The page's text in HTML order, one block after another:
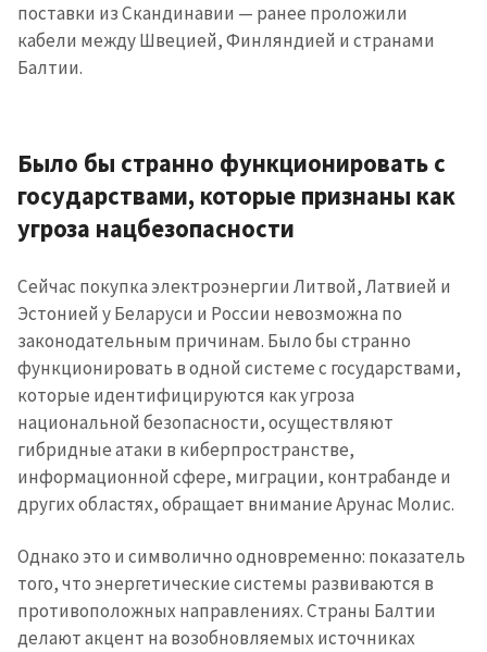
поставки из Скандинавии — ранее проложили
кабели между Швецией, Финляндией и странами
Балтии.
Было бы странно функционировать с
государствами, которые признаны как
угроза нацбезопасности
Сейчас покупка электроэнергии Литвой, Латвией и
Эстонией у Беларуси и России невозможна по
законодательным причинам. Было бы странно
функционировать в одной системе с государствами,
которые идентифицируются как угроза
национальной безопасности, осуществляют
гибридные атаки в киберпространстве,
информационной сфере, миграции, контрабанде и
других областях, обращает внимание Арунас Молис.
Однако это и символично одновременно: показатель
того, что энергетические системы развиваются в
противоположных направлениях. Страны Балтии
делают акцент на возобновляемых источниках